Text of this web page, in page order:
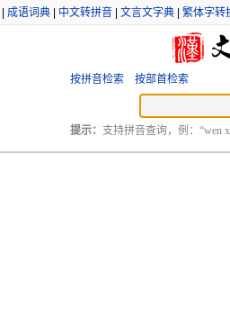
成语词典 中文转拼音 文言文字典 繁体字转
按拼音检索 按部首检索
提示： 支持拼音查询，例：“wen